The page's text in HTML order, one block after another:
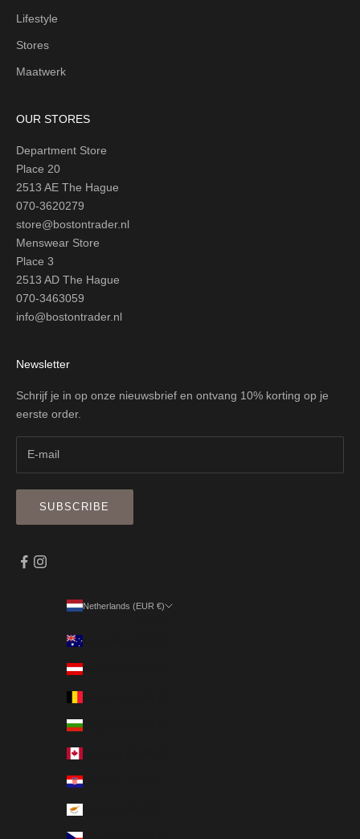
Lifestyle
Stores
Maatwerk
OUR STORES
Department Store
Place 20
2513 AE The Hague
070-3620279
store@bostontrader.nl
Menswear Store
Place 3
2513 AD The Hague
070-3463059
info@bostontrader.nl
Newsletter
Schrijf je in op onze nieuwsbrief en ontvang 10% korting op je
eerste order.
SUBSCRIBE
Netherlands (EUR €)
Australia (EUR €)
Austria (EUR €)
Bulgaria (EUR €)
Croatia (EUR €)